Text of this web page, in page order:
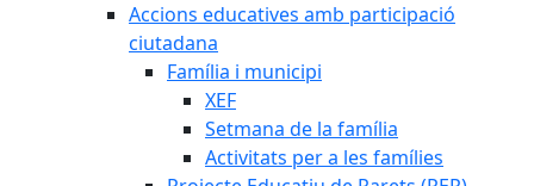
Accions educatives amb participació
ciutadana
Família i municipi
XEF
Setmana de la família
Activitats per a les famílies